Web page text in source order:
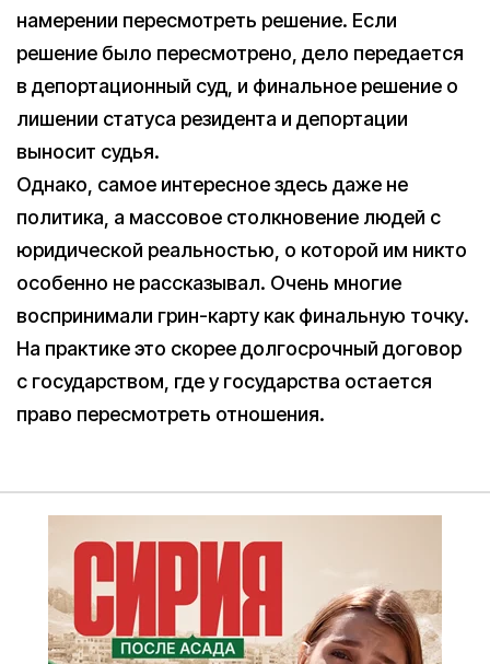
намерении пересмотреть решение. Если
решение было пересмотрено, дело передается
в депортационный суд, и финальное решение о
лишении статуса резидента и депортации
выносит судья.
Однако, самое интересное здесь даже не
политика, а массовое столкновение людей с
юридической реальностью, о которой им никто
особенно не рассказывал. Очень многие
воспринимали грин-карту как финальную точку.
На практике это скорее долгосрочный договор
с государством, где у государства остается
право пересмотреть отношения.